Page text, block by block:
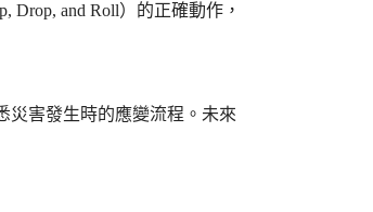
and Roll）的正確動作，
災害發生時的應變流程。未來